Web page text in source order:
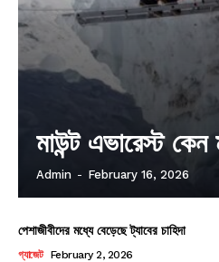
মাউন্ট এভারেস্ট
Admin - February 16, 2026
পেশাজীবীদের মধ্যে বেড়েছে ট্যাবের চাহিদা
গ্যাজেট February 2, 2026